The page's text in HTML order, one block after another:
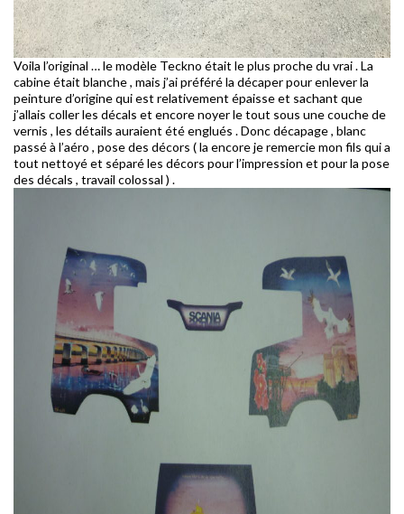
Voila l’original … le modèle Teckno était le plus proche du vrai . La
cabine était blanche , mais j’ai préféré la décaper pour enlever la
peinture d’origine qui est relativement épaisse et sachant que
j’allais coller les décals et encore noyer le tout sous une couche de
vernis , les détails auraient été englués . Donc décapage , blanc
passé à l’aéro , pose des décors ( la encore je remercie mon fils qui a
tout nettoyé et séparé les décors pour l’impression et pour la pose
des décals , travail colossal ) .